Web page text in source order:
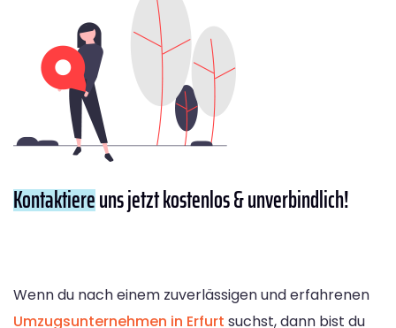
Kontaktiereuns jetzt kostenlos & unverbindlich!
Wenn du nach einem zuverlässigen und erfahrenen
Umzugsunternehmen in Erfurt suchst, dann bist du